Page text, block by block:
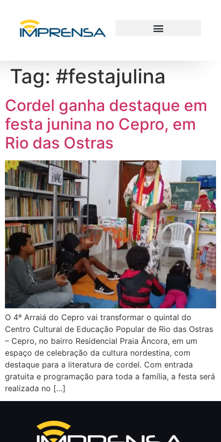
Tag: #festajulina
Cordel ganha destaque em
festa junina no Cepro, em
Rio das Ostras
O 4º Arraiá do Cepro vai transformar o quintal do
Centro Cultural de Educação Popular de Rio das Ostras
– Cepro, no bairro Residencial Praia Âncora, em um
espaço de celebração da cultura nordestina, com
destaque para a literatura de cordel. Com entrada
gratuita e programação para toda a família, a festa será
realizada no […]